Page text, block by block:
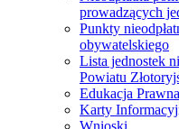
prowadzących
Punkty
obywatelskiego
Lista jednostek
Powiatu
Edukacja Prawna
Karty